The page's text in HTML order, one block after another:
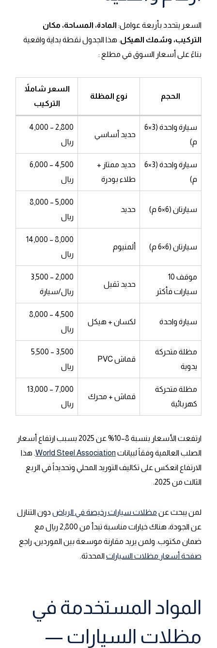
السعر يتحدد بأربعة عوامل: المادة، المساحة، مكان
التركيب، وسُمك الهيكل. هذا الجدول نقطة بداية واقعية
بناءً على أسعار السوق في مطلع :
الحجم نوع المظلة
السعر شاملاً
التركيب
سيارة واحدة (3×6
م)
حديد أساسي
2,800 – 4,000
ريال
سيارة واحدة (3×6
م)
حديد ممتاز +
طلاء بودرة
4,500 – 6,000
ريال
سيارتان (6×6 م) حديد
5,000 – 8,000
ريال
سيارتان (6×6 م) ألمنيوم
8,000 – 14,000
ريال
موقف 10
سيارات فأكثر
حديد ثقيل
2,000 – 3,500
ريال/سيارة
سيارة واحدة لكسان + هيكل
4,500 – 8,000
ريال
مظلة متحركة
يدوية
قماش PVC
3,500 – 5,500
ريال
مظلة متحركة
كهربائية
قماش + محرك
7,000 – 13,000
ريال
ارتفعت الأسعار بنسبة 8–10% عن 2025 بسبب ارتفاع أسعار
الصلب العالمية وفقاً لبيانات World Steel Association. هذا
الارتفاع انعكس على تكاليف التوريد المحلي وتحديداً في الربع
الثالث من 2025.
لمن يبحث عن مظلات سيارات رخيصة في الرياضدون التنازل
عن الجودة، هناك خيارات مناسبة تبدأ من 2,800 ريال مع
ضمان مكتوب. ولمن يريد مقارنة موسعة بين الموردين، راجع
صفحة أسعار مظلات السيارات المحدثة.
المواد المستخدمة في
مظلات السيارات —